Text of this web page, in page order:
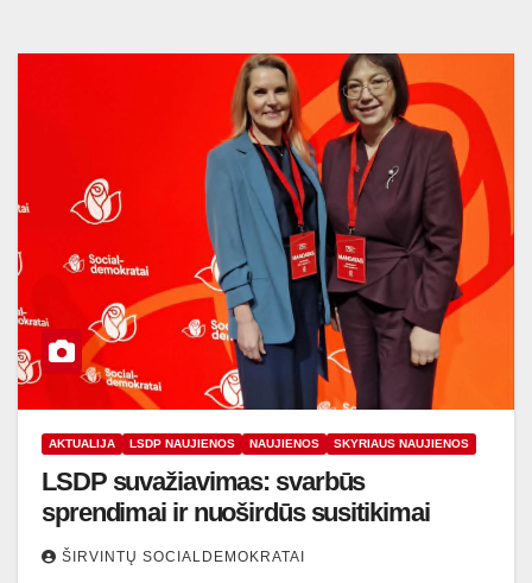
AKTUALIJA LSDP NAUJIENOS NAUJIENOS SKYRIAUS NAUJIENOS
LSDP suvažiavimas: svarbūs
sprendimai ir nuoširdūs susitikimai
ŠIRVINTŲ SOCIALDEMOKRATAI